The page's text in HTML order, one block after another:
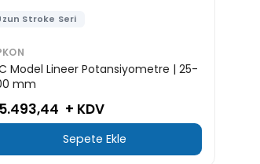
Stroke Seri
Model Lineer Potansiyometre | 25-
mm
+ KDV
Sepete Ekle